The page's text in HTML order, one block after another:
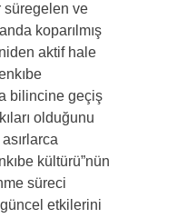
süregelen ve
koparılmış
aktif hale
bilincine geçiş
olduğunu
kültürü”nün
süreci
etkilerini